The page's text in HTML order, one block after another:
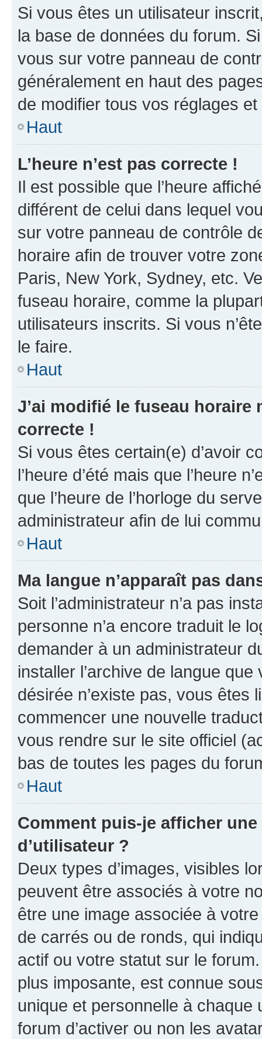
Si vous êtes un utilisateur
la base de données du forum.
vous sur votre panneau de
généralement en haut des
de modifier tous vos réglages
Haut
L’heure n’est pas correcte !
Il est possible que l’heure
différent de celui dans lequel
sur votre panneau de contrôle
horaire afin de trouver votre
Paris, New York, Sydney, etc.
fuseau horaire, comme la
utilisateurs inscrits. Si vous
le faire.
Haut
J’ai modifié le fuseau horaire
correcte !
Si vous êtes certain(e) d’avoir
l’heure d’été mais que l’heure
que l’heure de l’horloge du
administrateur afin de lui
Haut
Ma langue n’apparaît pas
Soit l’administrateur n’a pas
personne n’a encore traduit le
demander à un administrateur
installer l’archive de langue
désirée n’existe pas, vous êtes
commencer une nouvelle
vous rendre sur le site officiel
bas de toutes les pages du
Haut
Comment puis-je afficher
d’utilisateur ?
Deux types d’images, visibles
peuvent être associés à votre
être une image associée à
de carrés ou de ronds, qui
actif ou votre statut sur le
plus imposante, est connue
unique et personnelle à chaque
forum d’activer ou non les